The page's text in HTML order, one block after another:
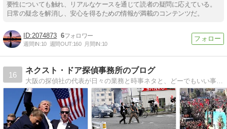
要性についても触れ、リアルなケースを通じて読者の疑問に応えている。
日常の疑念を解消し、安心を得るための情報が満載のコンテンツだ。
2074873 6
週間IN:10 週間OUT:160 月間IN:10
16
ネクスト・ドア探偵事務所のブログ